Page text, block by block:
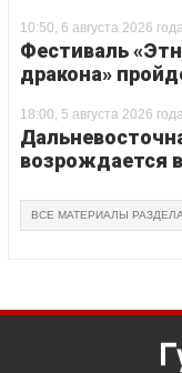
10:50, 6 августа 2026
Фестиваль
дракона»
18:00, 5 августа 2026
возрождается
ВСЕ МАТЕРИАЛЫ РАЗДЕЛА